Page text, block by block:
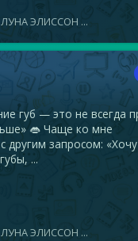
ЭЛИССОН ...
губ — это не всегда
👄 Чаще ко мне
другим запросом: «Хочу
...
ЭЛИССОН ...